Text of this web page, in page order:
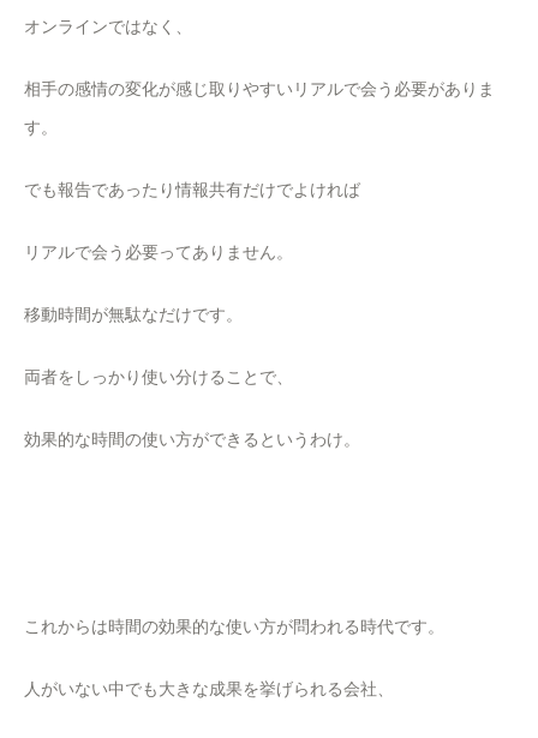
オンラインではなく、
相手の感情の変化が感じ取りやすいリアルで会う必要がありま
す。
でも報告であったり情報共有だけでよければ
リアルで会う必要ってありません。
移動時間が無駄なだけです。
両者をしっかり使い分けることで、
効果的な時間の使い方ができるというわけ。
これからは時間の効果的な使い方が問われる時代です。
人がいない中でも大きな成果を挙げられる会社、